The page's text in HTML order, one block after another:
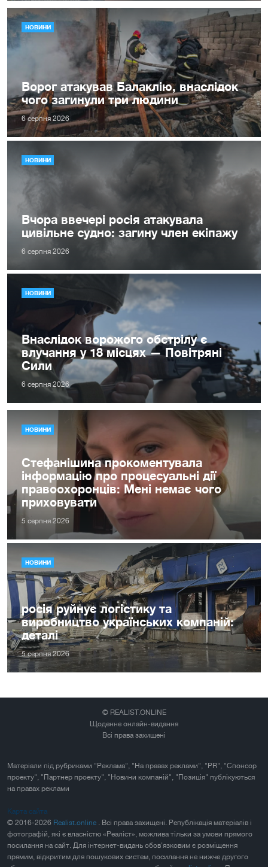
НОВИНИ
Ворог атакував Балаклію, внаслідок
чого загинули три людини
6 серпня 2026
НОВИНИ
Вчора ввечері росія атакувала
цивільне судно: загину член екіпажу
6 серпня 2026
НОВИНИ
Внаслідок ворожого обстрілу є
влучання у 18 місцях — Повітряні
Сили
6 серпня 2026
НОВИНИ
Стефанішина прокоментувала
інформацію про процесуальні дії
правоохоронців: Мені немає чого
приховувати
5 серпня 2026
НОВИНИ
росія руйнує логістику та
виробництво українських компаній:
деталі
5 серпня 2026
© REALIST.ONLINE
Щоденне онлайн-видання
Всі права захищені
Матеріали під рубриками "Реклама", "На правах реклами", "PR", "Спонсор
проекту", "Партнер проекту", "Новини компаній", "Позиція" публікуються
на правах реклами
Карта сайта
© 2016-2026 Realist.online . Всі права захищені. Републікація матеріалів і
фотографій, які є власністю «Реаліст», можлива тільки за умови прямого
посилання на сайт. Для інтернет-видань обов'язковим є розміщення
прямим, відкритим для пошукових систем, посилання не нижче другого